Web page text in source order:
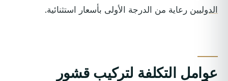
الدوليين رعاية من الدرجة الأولى بأسعار استثنائية.
عوامل التكلفة لتركيب قشور